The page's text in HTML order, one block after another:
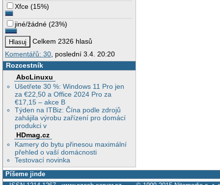
Xfce (15%)
jiné/žádné (23%)
Celkem 2326 hlasů
Komentářů: 30 , poslední 3.4. 20:20
Rozcestník
AbcLinuxu
Ušetřete 30 %: Windows 11 Pro jen
za €22,50 a Office 2024 Pro za
€17,15 – akce B
Týden na ITBiz: Čína podle zdrojů
zahájila výrobu zařízení pro domácí
produkci v
HDmag.cz
Kamery do bytu přinesou maximální
přehled o vaší domácnosti
Testovací novinka
Píšeme jinde